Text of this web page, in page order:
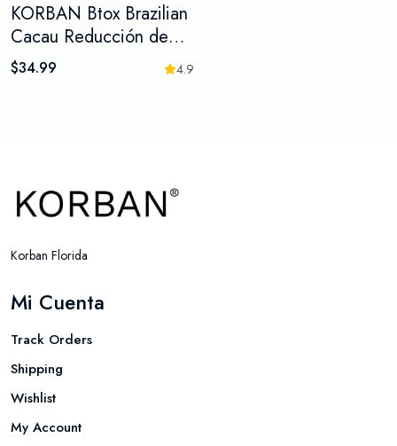
KORBAN Btox Brazilian
Cacau Reducción de
Frizz 120g –
Tratamiento Restaurador
4.9
$34.99
Korban Florida
Mi Cuenta
Track Orders
Shipping
Wishlist
My Account